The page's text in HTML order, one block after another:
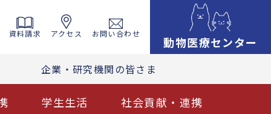
資料請求 アクセス お問い合わせ
動物医療センター
企業・研究機関の皆さま
学生生活 社会貢献・連携